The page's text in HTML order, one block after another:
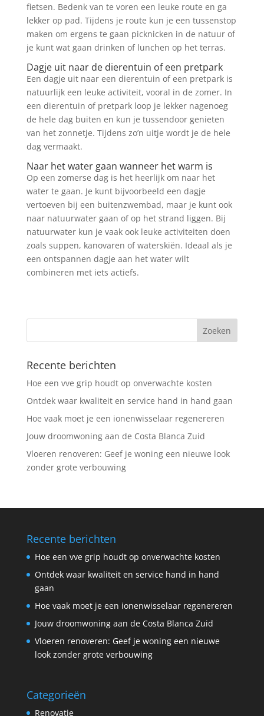
fietsen. Bedenk van te voren een leuke route en ga
lekker op pad. Tijdens je route kun je een tussenstop
maken om ergens te gaan picknicken in de natuur of
je kunt wat gaan drinken of lunchen op het terras.
Dagje uit naar de dierentuin of een pretpark
Een dagje uit naar een dierentuin of een pretpark is
natuurlijk een leuke activiteit, vooral in de zomer. In
een dierentuin of pretpark loop je lekker nagenoeg
de hele dag buiten en kun je tussendoor genieten
van het zonnetje. Tijdens zo’n uitje wordt je de hele
dag vermaakt.
Naar het water gaan wanneer het warm is
Op een zomerse dag is het heerlijk om naar het
water te gaan. Je kunt bijvoorbeeld een dagje
vertoeven bij een buitenzwembad, maar je kunt ook
naar natuurwater gaan of op het strand liggen. Bij
natuurwater kun je vaak ook leuke activiteiten doen
zoals suppen, kanovaren of waterskiën. Ideaal als je
een ontspannen dagje aan het water wilt
combineren met iets actiefs.
Recente berichten
Hoe een vve grip houdt op onverwachte kosten
Ontdek waar kwaliteit en service hand in hand gaan
Hoe vaak moet je een ionenwisselaar regenereren
Jouw droomwoning aan de Costa Blanca Zuid
Vloeren renoveren: Geef je woning een nieuwe look
zonder grote verbouwing
Recente berichten
Hoe een vve grip houdt op onverwachte kosten
Ontdek waar kwaliteit en service hand in hand
gaan
Hoe vaak moet je een ionenwisselaar regenereren
Jouw droomwoning aan de Costa Blanca Zuid
Vloeren renoveren: Geef je woning een nieuwe
look zonder grote verbouwing
Categorieën
Renovatie